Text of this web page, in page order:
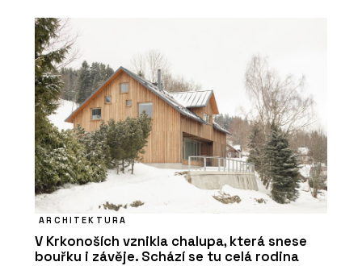
ARCHITEKTURA
V Krkonoších vznikla chalupa, která snese
bouřku i závěje. Schází se tu celá rodina